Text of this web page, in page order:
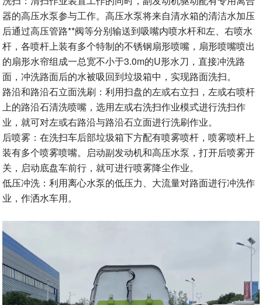
器的高压水泵参与工作。高压水泵将来自清水箱的清洁水加压
后通过高压管路**阀等分别输送到吸嘴内喷水杆和左、右喷水
杆，各喷杆上装有多个特制的不锈钢扇形喷嘴，扇形喷嘴喷出
的扇形水帘组成一总宽不小于3.0m的U形水刀，直接冲洗路
面，冲洗路面后的水被吸回到垃圾箱中，实现路面洗扫。
路沿和路沿石立面洗刷：利用扫盘的左或右立扫，左或右喷杆
上的路沿石清洗喷嘴，选用左或右洗扫作业模式进行洗扫作
业，就可对左或右路沿与路沿石立面进行洗刷作业。
后喷雾：在洗扫车后部垃圾箱下方配有喷雾喷杆，喷雾喷杆上
装有多个喷雾喷嘴。启动副发动机和高压水泵，打开后喷雾开
关，启动底盘车前行，就可进行喷雾降尘作业。
低压冲洗：利用离心水泵的低压力、大流量对路面进行冲洗作
业，作洒水车用。